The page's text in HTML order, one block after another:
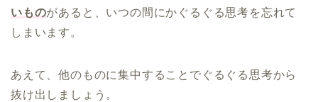
いものがあると、いつの間にかぐるぐる思考を忘れて
しまいます。
あえて、他のものに集中することでぐるぐる思考から
抜け出しましょう。